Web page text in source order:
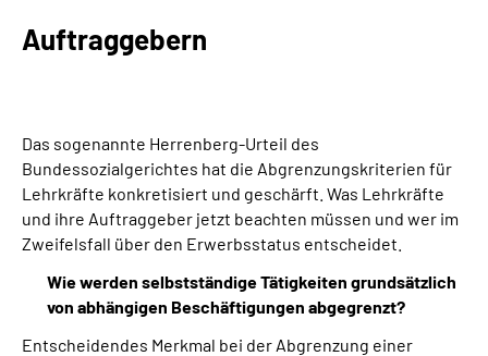
Suche
Language
Inhalte in Gebärdensprache (DGS)
Leichte Sprache
Auftraggebern
Das sogenannte Herrenberg-Urteil des
Bundessozialgerichtes hat die Abgrenzungskriterien für
Lehrkräfte konkretisiert und geschärft. Was Lehrkräfte
und ihre Auftraggeber jetzt beachten müssen und wer im
Zweifelsfall über den Erwerbsstatus entscheidet.
Wie werden selbstständige Tätigkeiten grundsätzlich
von abhängigen Beschäftigungen abgegrenzt?
Entscheidendes Merkmal bei der Abgrenzung einer